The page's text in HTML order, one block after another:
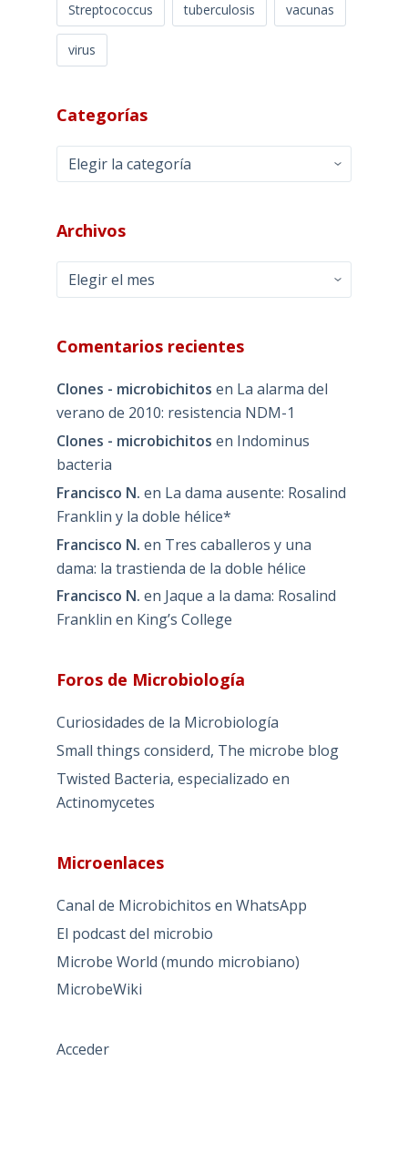
Streptococcus tuberculosis vacunas
virus
Categorías
Categorías
Archivos
Archivos
Comentarios recientes
Clones - microbichitos en La alarma del
verano de 2010: resistencia NDM-1
Clones - microbichitos en Indominus
bacteria
Francisco N. en La dama ausente: Rosalind
Franklin y la doble hélice*
Francisco N. en Tres caballeros y una
dama: la trastienda de la doble hélice
Francisco N. en Jaque a la dama: Rosalind
Franklin en King’s College
Foros de Microbiología
Curiosidades de la Microbiología
Small things considerd, The microbe blog
Twisted Bacteria, especializado en
Actinomycetes
Microenlaces
Canal de Microbichitos en WhatsApp
El podcast del microbio
Microbe World (mundo microbiano)
MicrobeWiki
Acceder